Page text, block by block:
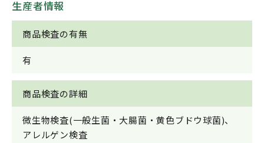
生産者情報
商品検査の有無
有
商品検査の詳細
微生物検査(一般生菌・大腸菌・黄色ブドウ球菌)、
アレルゲン検査